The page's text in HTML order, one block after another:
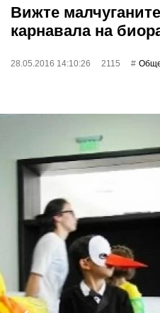
Вижте
карнавала на
28.05.2016 14:10:26 2115